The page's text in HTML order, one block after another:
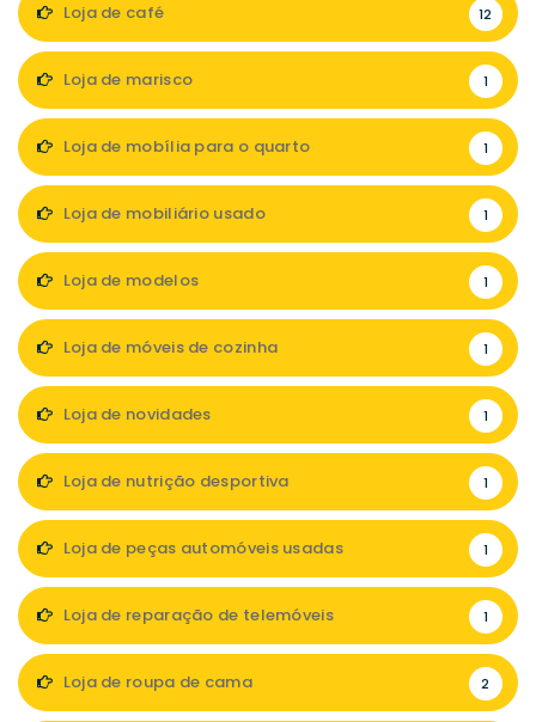
Loja de café 12
Loja de marisco 1
Loja de mobília para o quarto 1
Loja de mobiliário usado 1
Loja de modelos 1
Loja de móveis de cozinha 1
Loja de novidades 1
Loja de nutrição desportiva 1
Loja de peças automóveis usadas 1
Loja de reparação de telemóveis 1
Loja de roupa de cama 2